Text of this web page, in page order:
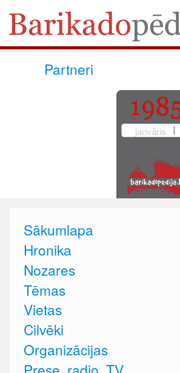
Partneri
janvāris
Sākumlapa
Hronika
Nozares
Tēmas
Vietas
Cilvēki
Organizācijas